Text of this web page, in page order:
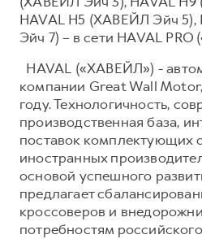
HAVAL H5 (ХАВЕЙЛ Эйч
Эйч 7) – в сети HAVAL
HAVAL («ХАВЕЙЛ») -
компании Great Wall
году. Технологичность,
производственная база,
поставок комплектующих
иностранных
основой успешного
предлагает
кроссоверов и
потребностям